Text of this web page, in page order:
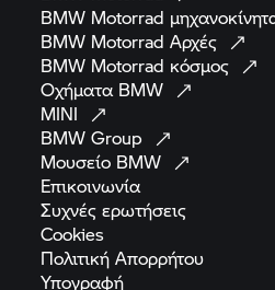
BMW Motorrad
BMW Motorrad Αρχές
BMW Motorrad κόσμος
Οχήματα BMW
MINI
BMWGroup
Μουσείο BMW
Επικοινωνία
Συχνέςερωτήσεις
Cookies
ΠολιτικήΑπορρήτου
Υπογραφή